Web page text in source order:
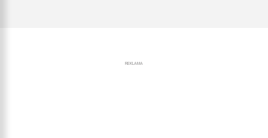
REKLAMA